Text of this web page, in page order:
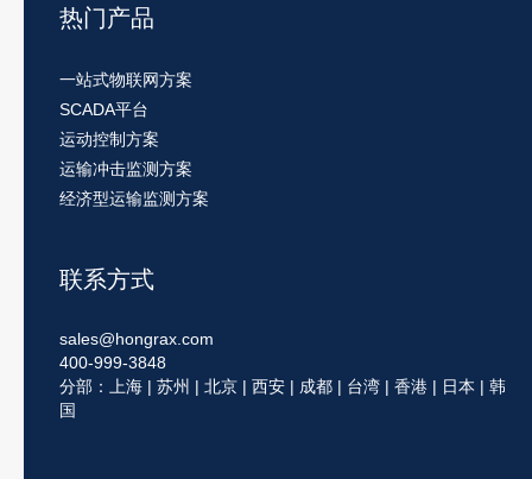
热门产品
一站式物联网方案
SCADA平台
运动控制方案
运输冲击监测方案
经济型运输监测方案
联系方式
sales@hongrax.com
400-999-3848
分部：上海 | 苏州 | 北京 | 西安 | 成都 | 台湾 | 香港 | 日本 | 韩
国